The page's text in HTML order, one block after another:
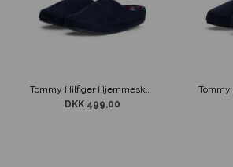
Tommy Hilfiger Hjemmesko Blå
DKK 499,00